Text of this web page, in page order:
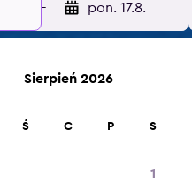
- pon. 17.8.
Sierpień 2026
Ś C P S
1